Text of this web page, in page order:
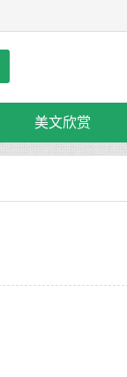
美文欣赏